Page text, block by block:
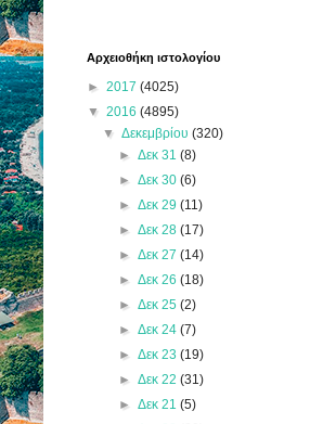
Αρχειοθήκη ιστολογίου
► 2017 (4025)
▼ 2016 (4895)
▼Δεκεμβρίου(320)
► Δεκ 31 (8)
► Δεκ 30 (6)
► Δεκ 29 (11)
► Δεκ 28 (17)
► Δεκ 27 (14)
► Δεκ 26 (18)
► Δεκ 25 (2)
► Δεκ 24 (7)
► Δεκ 23 (19)
► Δεκ 22 (31)
► Δεκ 21 (5)